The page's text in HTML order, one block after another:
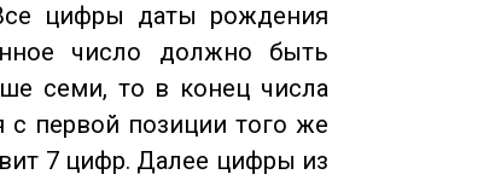
цифры даты рождения
число должно быть
семи, то в конец числа
первой позиции того же
7 цифр. Далее цифры из